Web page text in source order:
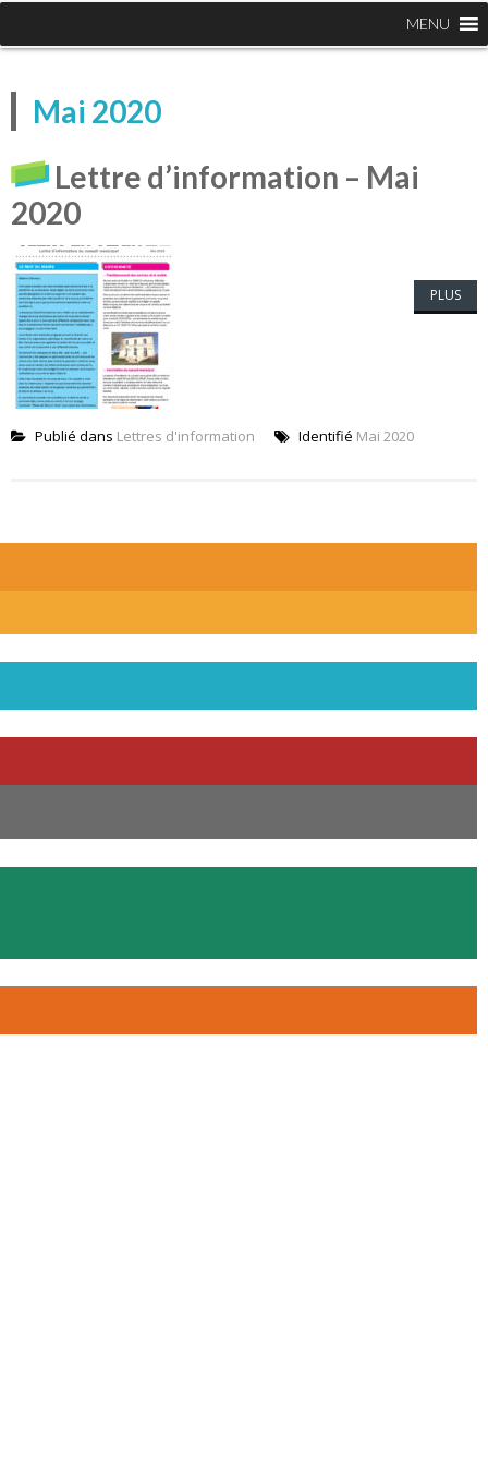
MENU
Mai 2020
Lettre d’information – Mai
2020
PLUS
Publié dans Lettres d'information Identifié Mai 2020